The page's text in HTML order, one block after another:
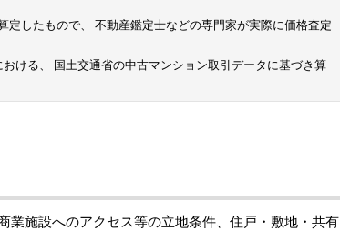
したもので、 不動産鑑定士などの専門家が実際に価格査定
おける、 国土交通省の中古マンション取引データに基づき算
業施設へのアクセス等の立地条件、住戸・敷地・共有